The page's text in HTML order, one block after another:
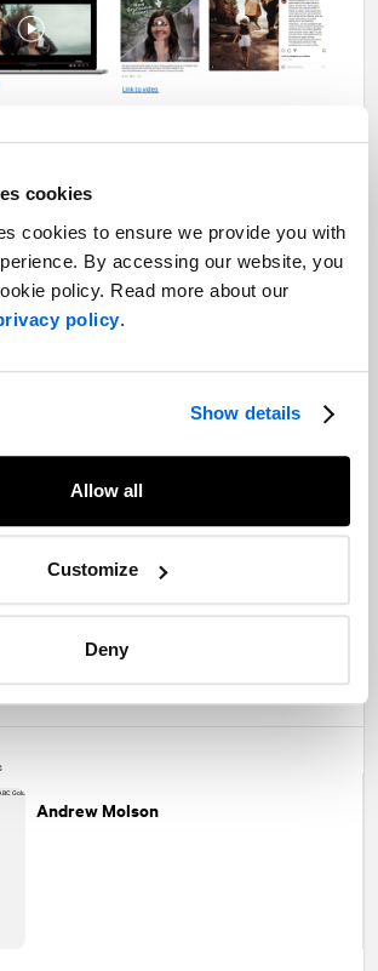
cookies
cookies to ensure we provide you with
By accessing our website, you
policy. Read more about our
policy.
Show details
Allow all
Customize
Deny
pour la campagne de cybersécurité de
Canada dans la catégorie Creative Design.
LinkedIn
Andrew Molson